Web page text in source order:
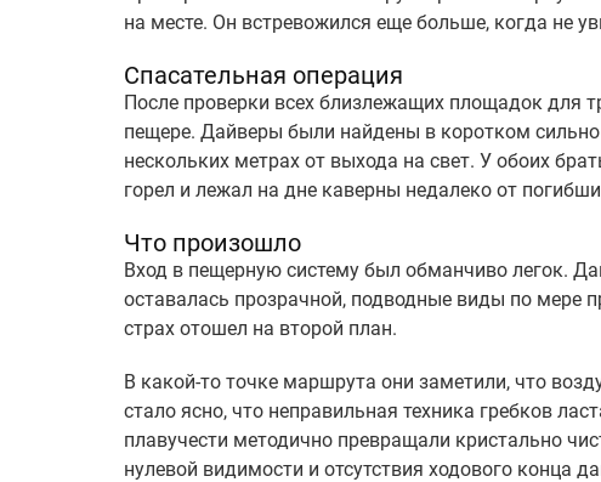
на месте. Он встревожился еще больше, когда не
Спасательная операция
После проверки всех близлежащих площадок для
пещере. Дайверы были найдены в коротком
нескольких метрах от выхода на свет. У обоих
горел и лежал на дне каверны недалеко от
Что произошло
Вход в пещерную систему был обманчиво легок.
оставалась прозрачной, подводные виды по мере
страх отошел на второй план.
В какой-то точке маршрута они заметили, что
стало ясно, что неправильная техника гребков
плавучести методично превращали кристально
нулевой видимости и отсутствия ходового конца